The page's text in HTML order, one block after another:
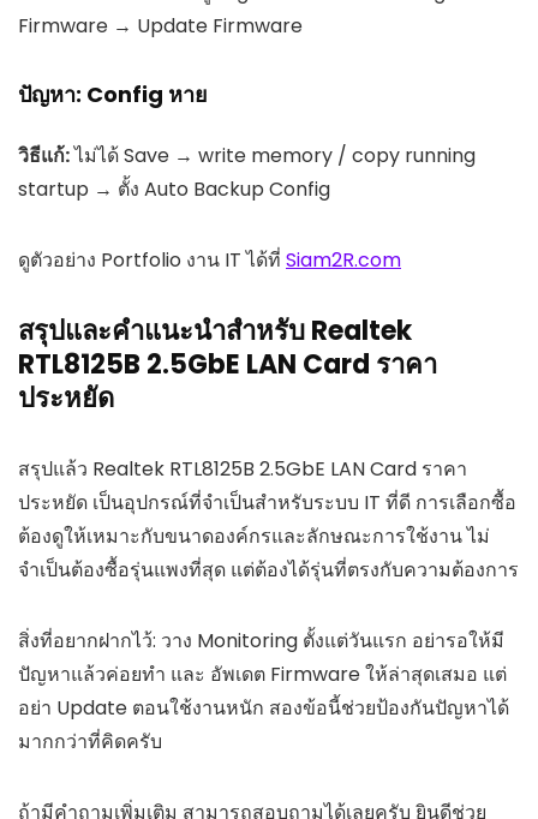
Firmware → Update Firmware
ปัญหา: Config หาย
วิธีแก้:ไม่ได้ Save → write memory / copy running
startup → ตั้ง Auto Backup Config
ดูตัวอย่าง Portfolio งาน IT ได้ที่ Siam2R.com
สรุปและคำแนะนำสำหรับ Realtek
RTL8125B 2.5GbE LAN Card ราคา
ประหยัด
สรุปแล้ว Realtek RTL8125B 2.5GbE LAN Card ราคา
ประหยัด เป็นอุปกรณ์ที่จำเป็นสำหรับระบบ IT ที่ดี การเลือกซื้อ
ต้องดูให้เหมาะกับขนาดองค์กรและลักษณะการใช้งาน ไม่
จำเป็นต้องซื้อรุ่นแพงที่สุด แต่ต้องได้รุ่นที่ตรงกับความต้องการ
สิ่งที่อยากฝากไว้: วาง Monitoring ตั้งแต่วันแรก อย่ารอให้มี
ปัญหาแล้วค่อยทำ และ อัพเดต Firmware ให้ล่าสุดเสมอ แต่
อย่า Update ตอนใช้งานหนัก สองข้อนี้ช่วยป้องกันปัญหาได้
มากกว่าที่คิดครับ
ถ้ามีคำถามเพิ่มเติม สามารถสอบถามได้เลยครับ ยินดีช่วย